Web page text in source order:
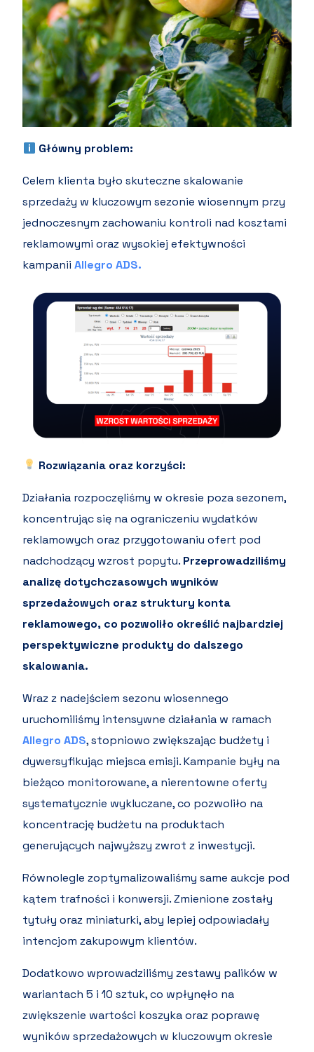
Główny problem:
Celem klienta było skuteczne skalowanie
sprzedaży w kluczowym sezonie wiosennym przy
jednoczesnym zachowaniu kontroli nad kosztami
reklamowymi oraz wysokiej efektywności
kampaniiAllegro ADS.
Rozwiązania oraz korzyści:
Działania rozpoczęliśmy w okresie poza sezonem,
koncentrując się na ograniczeniu wydatków
reklamowych oraz przygotowaniu ofert pod
nadchodzący wzrost popytu. Przeprowadziliśmy
analizę dotychczasowych wyników
sprzedażowych oraz struktury konta
reklamowego, co pozwoliło określić najbardziej
perspektywiczne produkty do dalszego
skalowania.
Wraz z nadejściem sezonu wiosennego
uruchomiliśmy intensywne działania w ramach
Allegro ADS, stopniowo zwiększając budżety i
dywersyfikując miejsca emisji. Kampanie były na
bieżąco monitorowane, a nierentowne oferty
systematycznie wykluczane, co pozwoliło na
koncentrację budżetu na produktach
generujących najwyższy zwrot z inwestycji.
Równolegle zoptymalizowaliśmy same aukcje pod
kątem trafności i konwersji. Zmienione zostały
tytuły oraz miniaturki, aby lepiej odpowiadały
intencjom zakupowym klientów.
Dodatkowo wprowadziliśmy zestawy palików w
wariantach 5 i 10 sztuk, co wpłynęło na
zwiększenie wartości koszyka oraz poprawę
wyników sprzedażowych w kluczowym okresie